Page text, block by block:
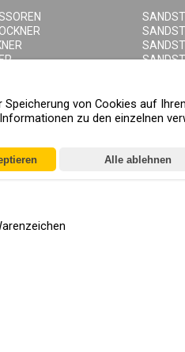
von Cookies auf
zu den einzelnen
Alle ablehnen